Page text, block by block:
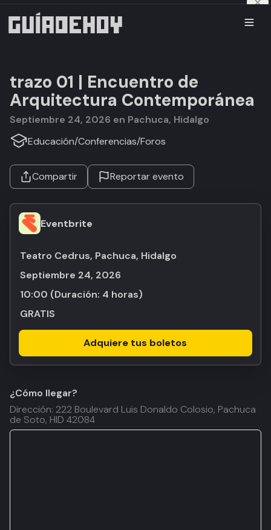
trazo 01 | Encuentro de
Arquitectura Contemporánea
septiembre 24, 2026 en Pachuca, Hidalgo
Educación/Conferencias/Foros
Compartir Reportar evento
Eventbrite
Teatro Cedrus, Pachuca, Hidalgo
septiembre 24, 2026
10:00 (Duración: 4 horas)
GRATIS
Adquiere tus boletos
¿Cómo llegar?
Dirección: 222 Boulevard Luis Donaldo Colosio, Pachuca
de Soto, HID 42084